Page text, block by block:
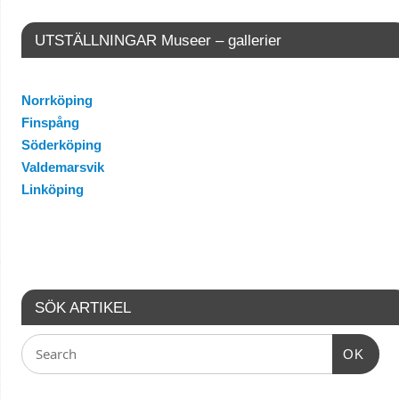
UTSTÄLLNINGAR Museer – gallerier
Norrköping
Finspång
Söderköping
Valdemarsvik
Linköping
SÖK ARTIKEL
OK